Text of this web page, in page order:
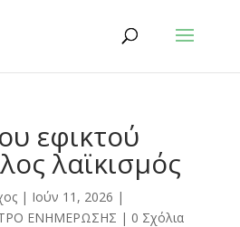
εφικτού
λαϊκισμός
| Ιούν 11, 2026 |
ΕΝΗΜΕΡΩΣΗΣ | 0 Σχόλια